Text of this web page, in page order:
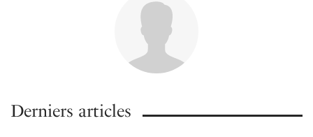
Derniers articles